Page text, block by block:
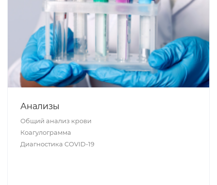
Анализы
Общий анализ крови
Коагулограмма
Диагностика COVID-19